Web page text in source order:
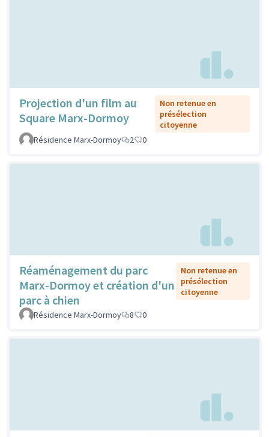
Projection d'un film au
Square Marx-Dormoy
Non retenue en
présélection
citoyenne
Résidence Marx-Dormoy
2 0
Réaménagement du parc
Marx-Dormoy et création d'un
parc à chien
Non retenue en
présélection
citoyenne
Résidence Marx-Dormoy 8 0